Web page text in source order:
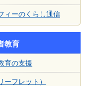
ィーのくらし通信
教育
育の支援
ーフレット）